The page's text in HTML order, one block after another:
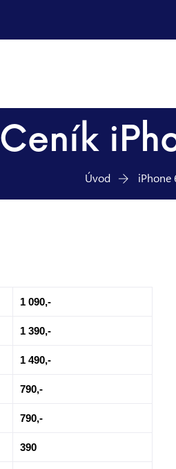
Ceník
Úvod iPhone
1 090,-
1 390,-
1 490,-
790,-
790,-
390